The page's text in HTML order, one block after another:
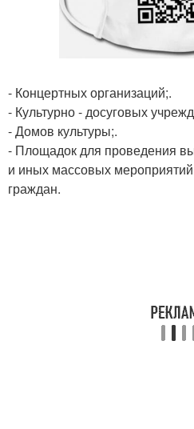
- Концертных организаций;.
- Культурно - досуговых
- Домов культуры;.
- Площадок для проведения
и иных массовых
граждан.